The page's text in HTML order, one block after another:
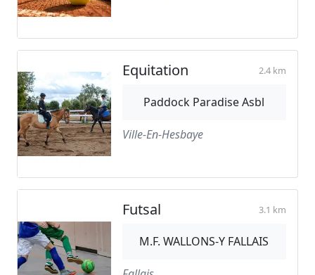
Equitation 2.4 km
Paddock Paradise Asbl
Ville-En-Hesbaye
Futsal 3.1 km
M.F. WALLONS-Y FALLAIS